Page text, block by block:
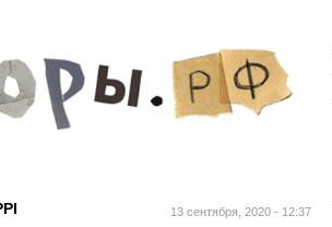
13 сентября, 2020 - 12:37